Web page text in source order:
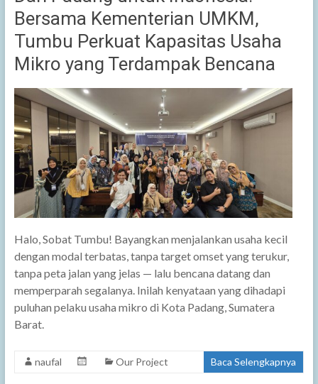
Bersama Kementerian UMKM,
Tumbu Perkuat Kapasitas Usaha
Mikro yang Terdampak Bencana
Halo, Sobat Tumbu! Bayangkan menjalankan usaha kecil
dengan modal terbatas, tanpa target omset yang terukur,
tanpa peta jalan yang jelas — lalu bencana datang dan
memperparah segalanya. Inilah kenyataan yang dihadapi
puluhan pelaku usaha mikro di Kota Padang, Sumatera
Barat.
naufal Our Project Baca Selengkapnya